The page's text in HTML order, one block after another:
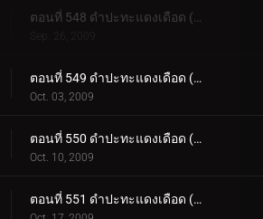
ตอนที่ 548 ดำปะทะแดงเดือด (ตอน 11)
Sep. 26, 2009
ตอนที่ 549 ดำปะทะแดงเดือด (ตอน 12)
Oct. 03, 2009
ตอนที่ 550 ดำปะทะแดงเดือด (ตอน 13)
Oct. 10, 2009
ตอนที่ 551 ดำปะทะแดงเดือด (ตอน 14)